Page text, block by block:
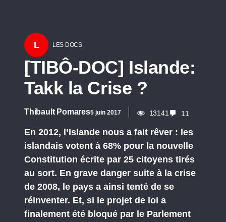
L LES DOCS
[TIBÔ-DOC] Islande:
Takk la Crise ?
Thibault Pomares5 juin 2017 13141 11
En 2012, l’Islande nous a fait rêver : les
islandais votent à 68% pour la nouvelle
Constitution écrite par 25 citoyens tirés
au sort. En grave danger suite à la crise
de 2008, le pays a ainsi tenté de se
réinventer. Et, si le projet de loi a
finalement été bloqué par le Parlement